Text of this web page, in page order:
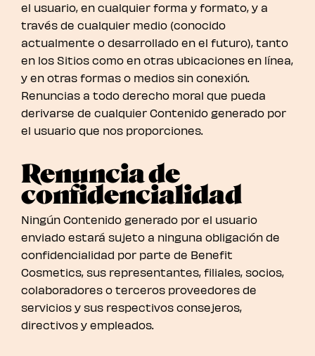
el usuario, en cualquier forma y formato, y a
través de cualquier medio (conocido
actualmente o desarrollado en el futuro), tanto
en los Sitios como en otras ubicaciones en línea,
y en otras formas o medios sin conexión.
Renuncias a todo derecho moral que pueda
derivarse de cualquier Contenido generado por
el usuario que nos proporciones.
Renuncia de
confidencialidad
Ningún Contenido generado por el usuario
enviado estará sujeto a ninguna obligación de
confidencialidad por parte de Benefit
Cosmetics, sus representantes, filiales, socios,
colaboradores o terceros proveedores de
servicios y sus respectivos consejeros,
directivos y empleados.